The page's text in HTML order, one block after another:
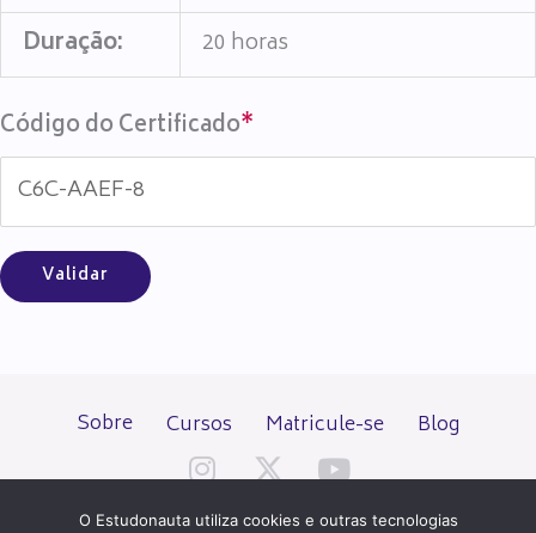
Duração: 20 horas
Código do Certificado*
Sobre Cursos Matricule-se Blog
O Estudonauta utiliza cookies e outras tecnologias